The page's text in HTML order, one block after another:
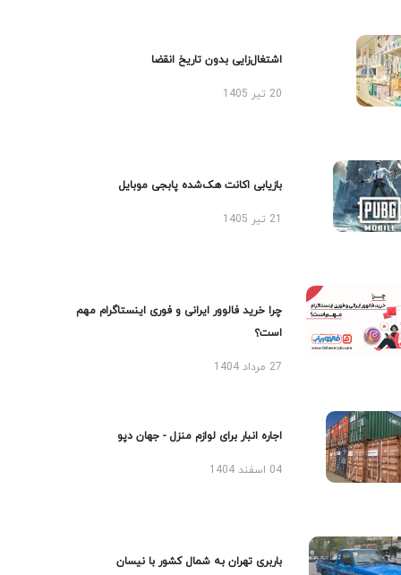
اشتغال‌زایی بدون تاریخ انقضا
20 تیر 1405
بازیابی اکانت هک‌شده پابجی موبایل
چرا خرید فالوور ایرانی و فوری اینستاگرام مهم
است؟
27 مرداد 1404
اجاره انبار برای لوازم منزل - جهان دپو
04 اسفند 1404
باربری تهران به شمال کشور با نیسان